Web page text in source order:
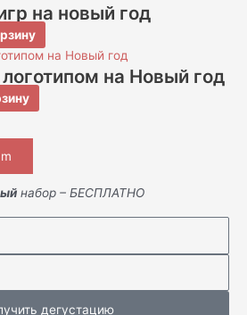
на новый год
на Новый год
набор – БЕСПЛАТНО
дегустацию